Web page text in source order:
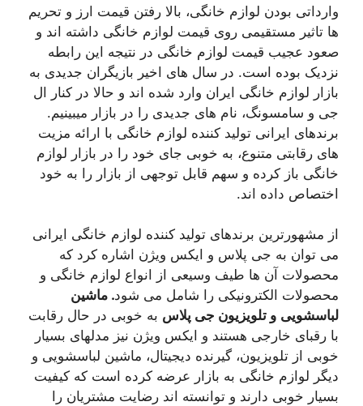
وارداتی بودن لوازم خانگی، بالا رفتن قیمت ارز و تحریم
ها تاثیر مستقیمی روی قیمت لوازم خانگی داشته اند و
صعود عجیب قیمت لوازم خانگی در نتیجه این رابطه
نزدیک بوده است. در سال های اخیر بازیگران جدیدی به
بازار لوازم خانگی ایران وارد شده اند و حالا در کنار ال
جی و سامسونگ، نام های جدیدی را در بازار میبینیم.
برندهای ایرانی تولید کننده لوازم خانگی با ارائه مزیت
های رقابتی متنوع، به خوبی جای خود را در بازار لوازم
خانگی باز کرده و سهم قابل توجهی از بازار را به خود
اختصاص داده اند.
از مشهورترین برندهای تولید کننده لوازم خانگی ایرانی
می توان به جی پلاس و ایکس ویژن اشاره کرد که
محصولات آن ها طیف وسیعی از انواع لوازم خانگی و
محصولات الکترونیکی را شامل می شود. ماشین
لباسشویی و تلویزیون جی پلاس به خوبی در حال رقابت
با رقبای خارجی هستند و ایکس ویژن نیز مدلهای بسیار
خوبی از تلویزیون، گیرنده دیجیتال، ماشین لباسشویی و
دیگر لوازم خانگی به بازار عرضه کرده است که کیفیت
بسیار خوبی دارند و توانسته اند رضایت مشتریان را